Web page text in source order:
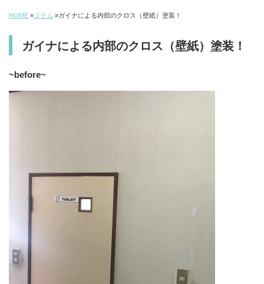
HOME »コラム »ガイナによる内部のクロス（壁紙）塗装！
ガイナによる内部のクロス（壁紙）塗装！
~before~